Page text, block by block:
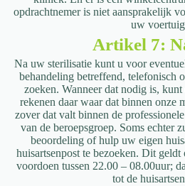
opdrachtnemer is niet aansprakelijk
uw
Artikel 7:
Na uw sterilisatie kunt u voor
behandeling betreffend, telefonisch
zoeken. Wanneer dat nodig is,
rekenen daar waar dat binnen onze
zover dat valt binnen de
van de beroepsgroep. Soms echter
beoordeling of hulp uw eigen
huisartsenpost te bezoeken. Dit
voordoen tussen 22.00 – 08.00uur;
tot de